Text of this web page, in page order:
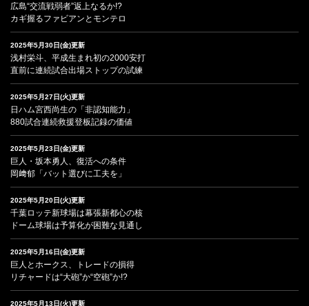
広島“交流戦弱者”返上なるか!?
カギ握るファビアンとモンテロ
2025年5月30日(金)更新
浅村栄斗、平成生まれ初の2000安打
直前に連続試合出場ストップの試練
2025年5月27日(火)更新
日ハム宮西尚生の「非認知能力」
880試合連続救援登板記録の価値
2025年5月23日(金)更新
巨人・坂本勇人、復活への条件
岡﨑郁「バット選びに工夫を」
2025年5月20日(火)更新
千葉ロッテ新球場は幕張新都心の核
ドーム球場は予算化が困難な見通し
2025年5月16日(金)更新
巨人とホークス、トレードの損得
リチャードは“大砲”か“空砲”か!?
2025年5月13日(火)更新